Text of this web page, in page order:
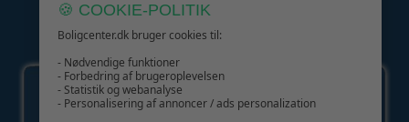
GIV GLÆDE MED ET GAVEKORT!
🍪 COOKIE-POLITIK
Boligcenter.dk bruger cookies til:
- Nødvendige funktioner
- Forbedring af brugeroplevelsen
- Statistik og webanalyse
- Personalisering af annoncer / ads personalization